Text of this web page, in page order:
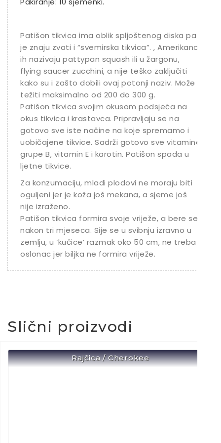
Patišon tikvica ima oblik spljoštenog diska pa
je znaju zvati i “svemirska tikvica”. , Amerikanci
ih nazivaju pattypan squash ili u žargonu,
flying saucer zucchini, a nije teško zaključiti
kako su i zašto dobili ovaj potonji naziv. Može
težiti maksimalno od 200 do 300 g.
Patišon tikvica svojim okusom podsjeća na
okus tikvica i krastavca. Pripravljaju se na
gotovo sve iste načine na koje spremamo i
uobičajene tikvice. Sadrži gotovo sve vitamine
grupe B, vitamin E i karotin. Patišon spada u
ljetne tikvice.
Za konzumaciju, mladi plodovi ne moraju biti
oguljeni jer je koža još mekana, a sjeme još
nije izraženo.
Patišon tikvica formira svoje vriježe, a bere se
nakon tri mjeseca. Sije se u svibnju izravno u
zemlju, u ‘kućice’ razmak oko 50 cm, ne treba
oslonac jer biljka ne formira vriježe.
Slični proizvodi
Rajčica / Cherokee